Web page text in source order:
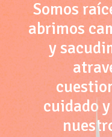
Somos
abrimos
y
cuidado